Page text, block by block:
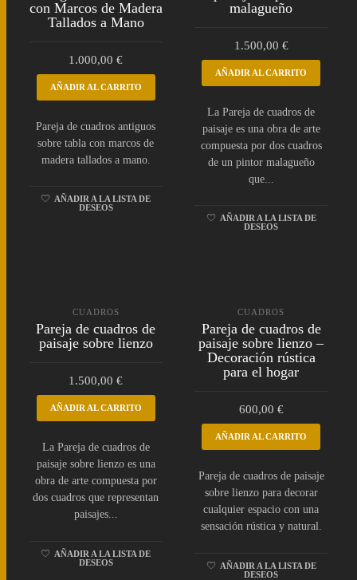
con Marcos de Madera
Tallados a Mano
1.000,00€
AÑADIR AL CARRITO
Pareja de cuadros antiguos
sobre tabla con marcos de
madera tallados a mano.
AÑADIR A LA LISTA DE
DESEOS
malagueño
1.500,00 €
AÑADIR AL CARRITO
La Pareja de cuadros de
paisaje es una obra de arte
compuesta por dos cuadros
de un pintor malagueño
que...
AÑADIR A LA LISTA DE
DESEOS
CUADROS
Pareja de cuadros de
paisaje sobre lienzo
1.500,00€
AÑADIR AL CARRITO
La Pareja de cuadros de
paisaje sobre lienzo es una
obra de arte compuesta por
dos cuadros que representan
paisajes...
AÑADIR A LA LISTA DE
DESEOS
CUADROS
Pareja de cuadros de
paisaje sobre lienzo –
Decoración rústica
para el hogar
600,00 €
AÑADIR AL CARRITO
Pareja de cuadros de paisaje
sobre lienzo para decorar
cualquier espacio con una
sensación rústica y natural.
AÑADIR A LA LISTA DE
DESEOS